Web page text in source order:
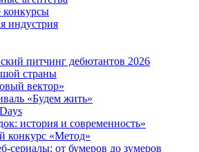
конкурсы
индустрия
питчинг дебютантов 2026
страны
вектор»
«Будем жить»
история и современность»
конкурс «Метод»
сериалы: от бумеров до зумеров